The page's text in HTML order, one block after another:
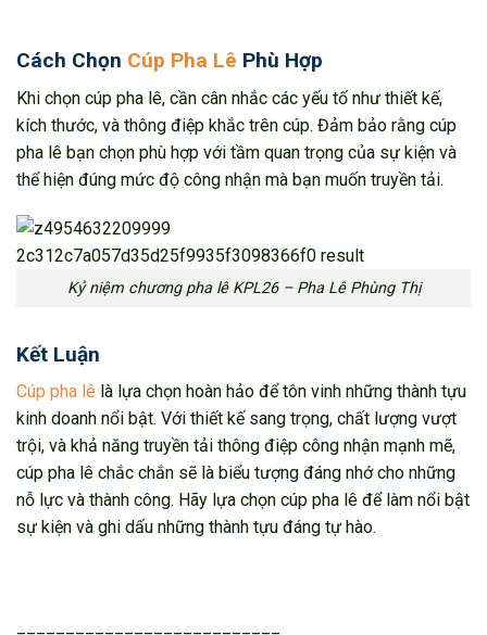
Cách Chọn Cúp Pha Lê Phù Hợp
Khi chọn cúp pha lê, cần cân nhắc các yếu tố như thiết kế,
kích thước, và thông điệp khắc trên cúp. Đảm bảo rằng cúp
pha lê bạn chọn phù hợp với tầm quan trọng của sự kiện và
thể hiện đúng mức độ công nhận mà bạn muốn truyền tải.
Kỷ niệm chương pha lê KPL26 – Pha Lê Phùng Thị
Kết Luận
Cúp pha lê là lựa chọn hoàn hảo để tôn vinh những thành tựu
kinh doanh nổi bật. Với thiết kế sang trọng, chất lượng vượt
trội, và khả năng truyền tải thông điệp công nhận mạnh mẽ,
cúp pha lê chắc chắn sẽ là biểu tượng đáng nhớ cho những
nỗ lực và thành công. Hãy lựa chọn cúp pha lê để làm nổi bật
sự kiện và ghi dấu những thành tựu đáng tự hào.